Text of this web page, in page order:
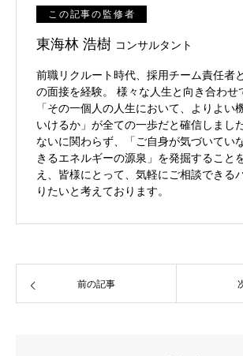
この記事の監修者
東海林 浩樹 コンサルタント
前職リクルート時代、採用チーム責任者
の面接を経験。 様々な人生と向き合わせ
「その一個人の人生において、よりよい
いけるか」が全ての一歩だと確信しまし
ないに関わらず、「ご自身が気づいてい
きるエネルギーの源泉」を発掘すること
え、皆様にとって、気軽にご相談できる
りたいと考えております。
前の記事